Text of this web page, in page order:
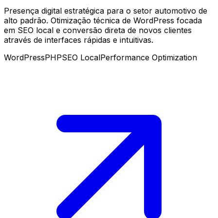
Presença digital estratégica para o setor automotivo de
alto padrão. Otimização técnica de WordPress focada
em SEO local e conversão direta de novos clientes
através de interfaces rápidas e intuitivas.
WordPressPHPSEO LocalPerformance Optimization